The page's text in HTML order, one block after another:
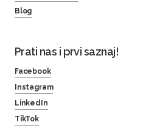
Blog
Prati nas i prvi saznaj!
Facebook
Instagram
LinkedIn
TikTok